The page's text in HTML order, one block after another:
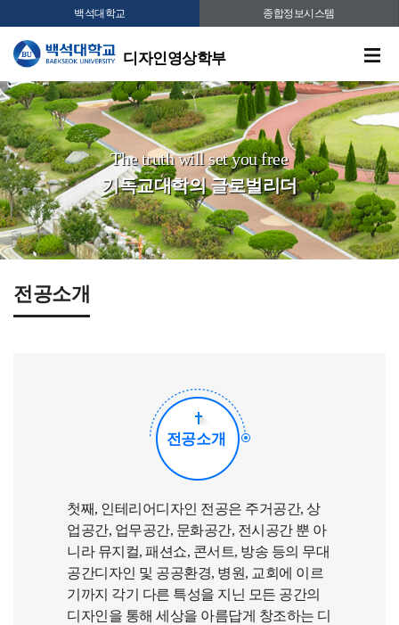
백석대학교 종합정보시스템
디자인영상학부
The truth will set you free
기독교대학의 글로벌리더
전공소개
전공소개
첫째, 인테리어디자인 전공은 주거공간, 상
업공간, 업무공간, 문화공간, 전시공간 뿐 아
니라 뮤지컬, 패션쇼, 콘서트, 방송 등의 무대
공간디자인 및 공공환경, 병원, 교회에 이르
기까지 각기 다른 특성을 지닌 모든 공간의
디자인을 통해 세상을 아름답게 창조하는 디